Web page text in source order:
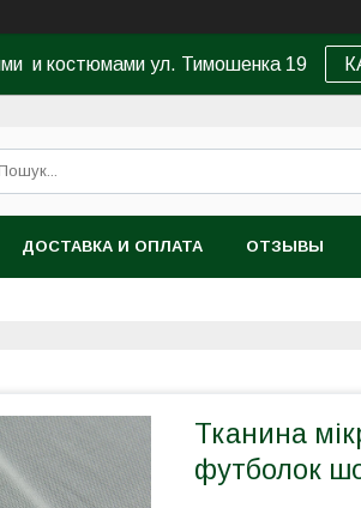
и костюмами ул. Тимошенка 19
ДОСТАВКА И ОПЛАТА ОТЗЫВЫ
Тканина
футболок